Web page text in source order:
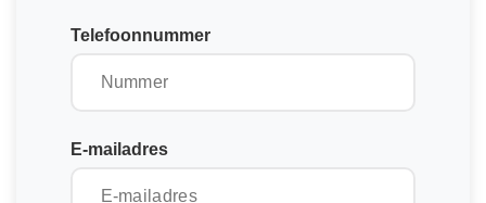
Telefoonnummer
E-mailadres